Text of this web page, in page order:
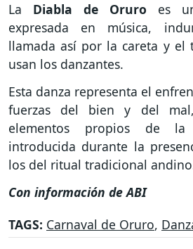
La Diabla de Oruro es
expresada en música,
llamada así por la careta y el
usan los danzantes.
Esta danza representa el
fuerzas del bien y del
elementos propios de la
introducida durante la
los del ritual tradicional
Con información de ABI
TAGS: Carnaval de Oruro,